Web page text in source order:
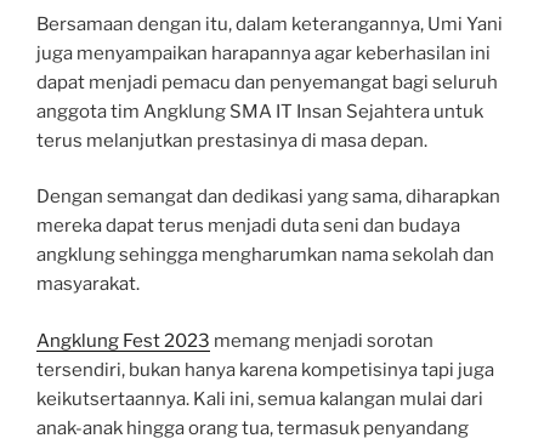
Bersamaan dengan itu, dalam keterangannya, Umi Yani
juga menyampaikan harapannya agar keberhasilan ini
dapat menjadi pemacu dan penyemangat bagi seluruh
anggota tim Angklung SMA IT Insan Sejahtera untuk
terus melanjutkan prestasinya di masa depan.
Dengan semangat dan dedikasi yang sama, diharapkan
mereka dapat terus menjadi duta seni dan budaya
angklung sehingga mengharumkan nama sekolah dan
masyarakat.
Angklung Fest 2023 memang menjadi sorotan
tersendiri, bukan hanya karena kompetisinya tapi juga
keikutsertaannya. Kali ini, semua kalangan mulai dari
anak-anak hingga orang tua, termasuk penyandang